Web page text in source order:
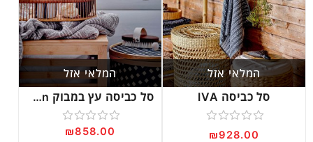
המלאי אזל
סל כביסה IVA
דורג
₪928.00
המלאי אזל
סל כביסה עץ במבוק Aden
דורג
₪858.00